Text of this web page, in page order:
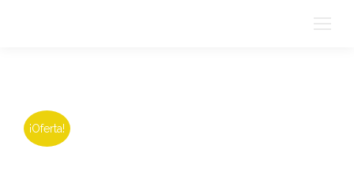
¡Oferta!